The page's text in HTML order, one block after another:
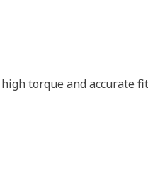
torque and accurate